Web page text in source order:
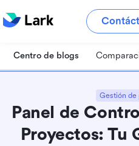
Centro de blogs
Gestión de
Panel de
Proyectos: Tu
¿Qué es exactamente
gestión de proyectos?